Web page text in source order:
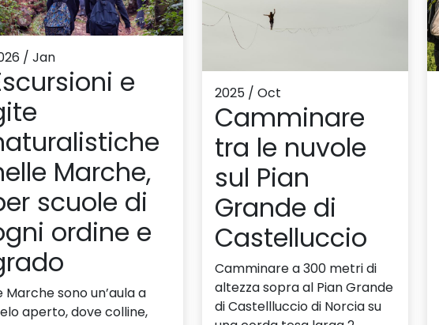
/ Jan
e
Marche,
scuole di
ordine e
Marche sono un’aula a
aperto, dove colline,
2025 / Oct
Camminare
tra le nuvole
sul Pian
Grande di
Castelluccio
Camminare a 300 metri di
altezza sopra al Pian Grande
di Castellluccio di Norcia su